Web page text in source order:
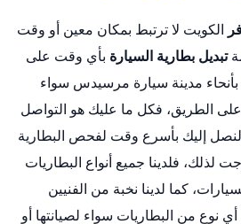
الكويت لا ترتبط بمكان معين أو وقت
تبديل بطارية السيارة بأي وقت على
مدينة سيارة مرسيدس سواء
على الطريق، فكل ما عليك هو التواصل
لنصل إليك بأسرع وقت لفحص البطارية
لذلك، فلدينا جميع أنواع البطاريات
كما لدينا نخبة من الفنيين
نوع من البطاريات سواء لصيانتها أو